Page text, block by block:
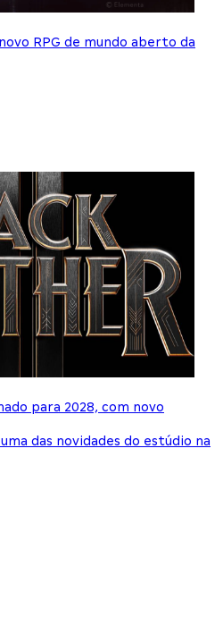
RPG de mundo aberto da
para 2028, com novo
das novidades do estúdio na